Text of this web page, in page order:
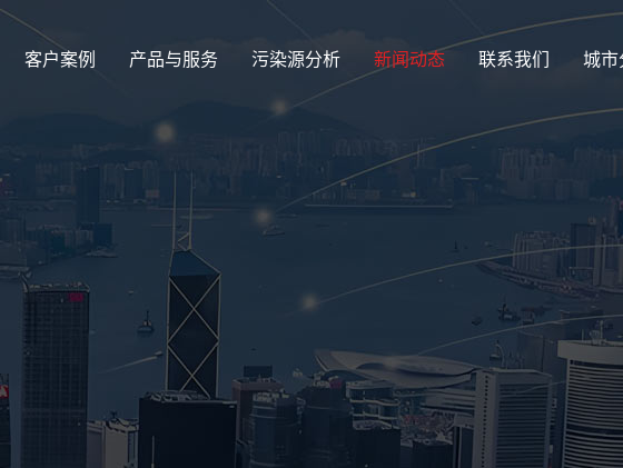
客户案例 产品与服务 污染源分析 新闻动态 联系我们 城